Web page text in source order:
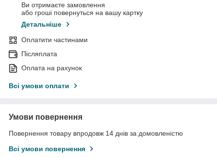
Ви отримаєте замовлення
або гроші повернуться на вашу картку
Детальніше
Оплатити частинами
Післяплата
Оплата на рахунок
Всі умови оплати
Умови повернення
Повернення товару впродовж 14 днів за домовленістю
Всі умови повернення